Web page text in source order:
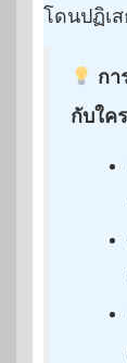
โดนปฏิเ
กา
กับใค